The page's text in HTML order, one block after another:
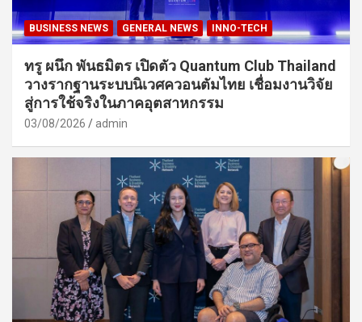
BUSINESS NEWS GENERAL NEWS INNO-TECH
ทรู ผนึก พันธมิตร เปิดตัว Quantum Club Thailand
วางรากฐานระบบนิเวศควอนตัมไทย เชื่อมงานวิจัย
สู่การใช้จริงในภาคอุตสาหกรรม
03/08/2026 admin